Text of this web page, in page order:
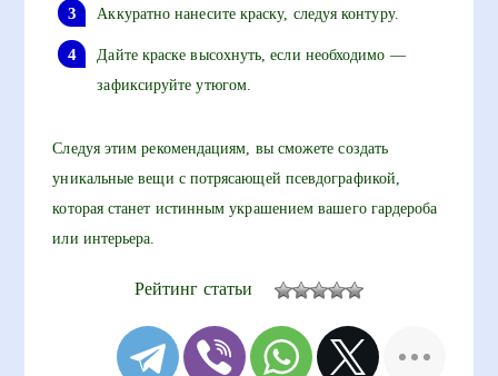
Аккуратно нанесите краску, следуя контуру.
Дайте краске высохнуть, если необходимо —
зафиксируйте утюгом.
Следуя этим рекомендациям, вы сможете создать
уникальные вещи с потрясающей псевдографикой,
которая станет истинным украшением вашего гардероба
или интерьера.
Рейтинг статьи